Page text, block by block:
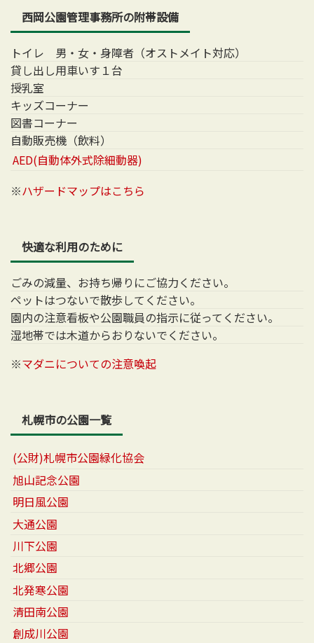
西岡公園管理事務所の附帯設備
トイレ 男・女・身障者（オストメイト対応）
貸し出し用車いす１台
授乳室
キッズコーナー
図書コーナー
自動販売機（飲料）
AED(自動体外式除細動器)
※ハザードマップはこちら
快適な利用のために
ごみの減量、お持ち帰りにご協力ください。
ペットはつないで散歩してください。
園内の注意看板や公園職員の指示に従ってください。
湿地帯では木道からおりないでください。
※マダニについての注意喚起
札幌市の公園一覧
(公財)札幌市公園緑化協会
旭山記念公園
明日風公園
大通公園
川下公園
北郷公園
北発寒公園
清田南公園
創成川公園